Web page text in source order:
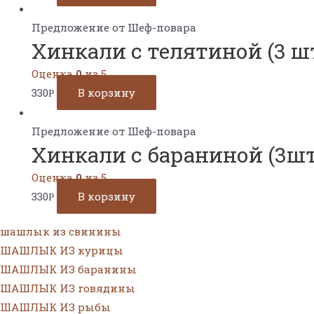
Предложение от Шеф-повара
Хинкали с телятиной (3
Оценка0из 5
330Р В корзину
Предложение от Шеф-повара
Хинкали с бараниной
Оценка0из 5
330Р В корзину
шашлык из свинины
ШАШЛЫК ИЗ курицы
ШАШЛЫК ИЗ баранины
ШАШЛЫК ИЗ говядины
ШАШЛЫК ИЗ рыбы